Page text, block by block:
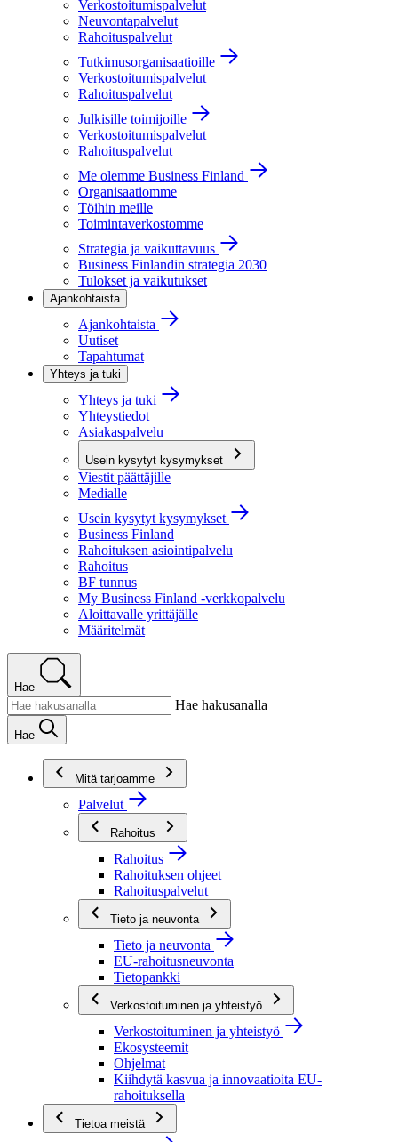
Verkostoitumispalvelut
Neuvontapalvelut
Rahoituspalvelut
Tutkimusorganisaatioille
Verkostoitumispalvelut
Rahoituspalvelut
Julkisille toimijoille
Verkostoitumispalvelut
Rahoituspalvelut
Me olemme Business Finland
Organisaatiomme
Töihin meille
Toimintaverkostomme
Strategia ja vaikuttavuus
Business Finlandin strategia 2030
Tulokset ja vaikutukset
Ajankohtaista
Ajankohtaista
Uutiset
Tapahtumat
Yhteys ja tuki
Yhteys ja tuki
Yhteystiedot
Asiakaspalvelu
Usein kysytyt kysymykset
Viestit päättäjille
Medialle
Usein kysytyt kysymykset
Business Finland
Rahoituksen asiointipalvelu
Rahoitus
BF tunnus
My Business Finland -verkkopalvelu
Aloittavalle yrittäjälle
Määritelmät
Hae
Hae hakusanalla
Hae
Mitä tarjoamme
Palvelut
Rahoitus
Rahoitus
Rahoituksen ohjeet
Rahoituspalvelut
Tieto ja neuvonta
Tieto ja neuvonta
EU-rahoitusneuvonta
Tietopankki
Verkostoituminen ja yhteistyö
Verkostoituminen ja yhteistyö
Ekosysteemit
Ohjelmat
Kiihdytä kasvua ja innovaatioita EU-
rahoituksella
Tietoa meistä